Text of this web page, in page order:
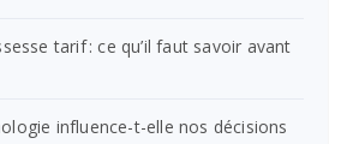
tarif : ce qu’il faut savoir avant
influence-t-elle nos décisions